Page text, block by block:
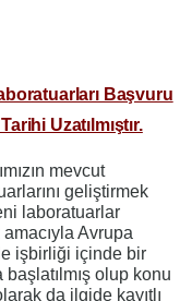
Başvuru
Uzatılmıştır.
mevcut
geliştirmek
laboratuarlar
amacıyla Avrupa
işbirliği içinde bir
başlatılmış olup konu
da ilgide kayıtlı